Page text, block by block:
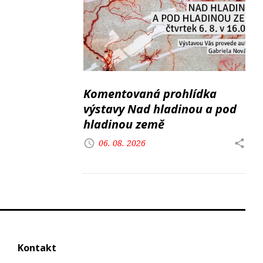
Komentovaná prohlídka
výstavy Nad hladinou a pod
hladinou země
06. 08. 2026
Kontakt